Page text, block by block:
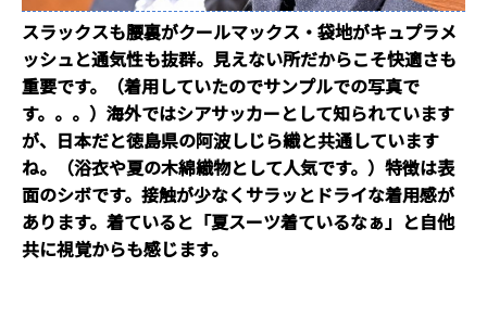
スラックスも腰裏がクールマックス・袋地がキュプラメ
ッシュと通気性も抜群。見えない所だからこそ快適さも
重要です。（着用していたのでサンプルでの写真で
す。。。）海外ではシアサッカーとして知られています
が、日本だと徳島県の阿波しじら織と共通しています
ね。（浴衣や夏の木綿織物として人気です。）特徴は表
面のシボです。接触が少なくサラッとドライな着用感が
あります。着ていると「夏スーツ着ているなぁ」と自他
共に視覚からも感じます。